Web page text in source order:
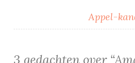
Appel-
3 gedachten over “